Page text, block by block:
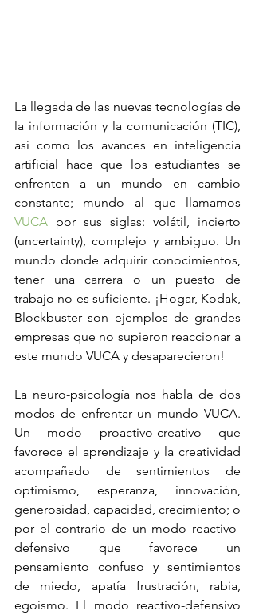
La llegada de las nuevas tecnologías de
la información y la comunicación (TIC),
así como los avances en inteligencia
artificial hace que los estudiantes se
enfrenten a un mundo en cambio
VUCA por sus siglas: volátil, incierto
(uncertainty), complejo y ambiguo. Un
mundo donde adquirir conocimientos,
tener una carrera o un puesto de
trabajo no es suficiente. ¡Hogar, Kodak,
Blockbuster son ejemplos de grandes
empresas que no supieron reaccionar a
este mundo VUCA y desaparecieron!
La neuro-psicología nos habla de dos
modos de enfrentar un mundo VUCA.
Un modo proactivo-creativo que
favorece el aprendizaje y la creatividad
acompañado de sentimientos de
optimismo, esperanza, innovación,
generosidad, capacidad, crecimiento; o
por el contrario de un modo reactivo-
defensivo que favorece un
pensamiento confuso y sentimientos
de miedo, apatía frustración, rabia,
egoísmo. El modo reactivo-defensivo